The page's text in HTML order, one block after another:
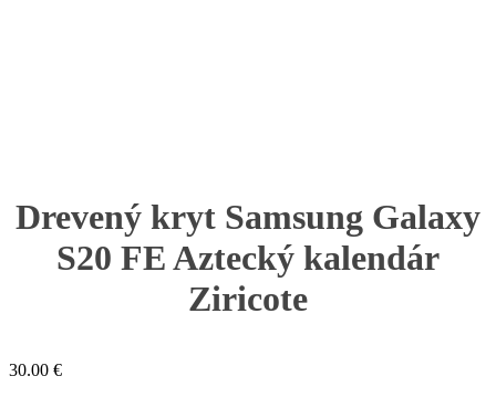
Drevený kryt Samsung Galaxy
S20 FE Aztecký kalendár
Ziricote
30.00 €